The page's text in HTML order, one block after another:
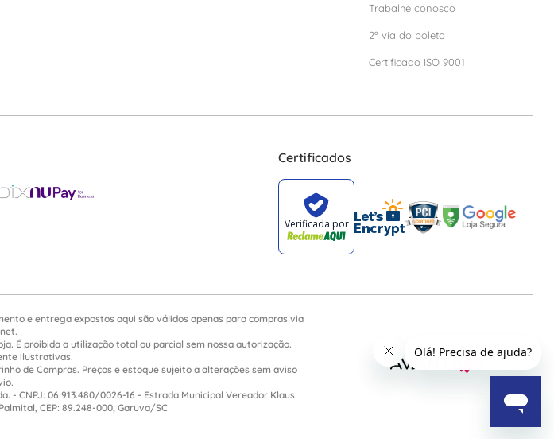
Trabalhe conosco
2º via do boleto
Certificado ISO 9001
Certificados
e entrega expostos aqui são válidos apenas para compras via
É proibida a utilização total ou parcial sem nossa autorização.
ilustrativas.
de Compras. Preços e estoque sujeito a alterações sem aviso
- CNPJ: 06.913.480/0026-16 - Estrada Municipal Vereador Klaus
CEP: 89.248-000, Garuva/SC